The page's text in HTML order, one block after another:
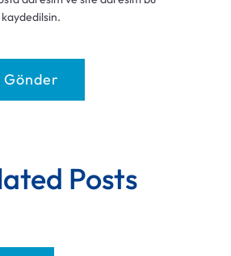
kaydedilsin.
Posts